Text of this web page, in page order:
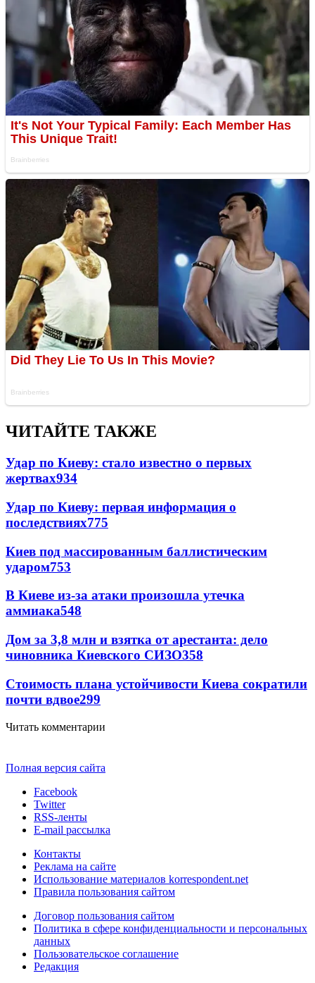
ЧИТАЙТЕ ТАКЖЕ
Удар по Киеву: стало известно о первых
жертвах934
Удар по Киеву: первая информация о
последствиях775
Киев под массированным баллистическим
ударом753
В Киеве из-за атаки произошла утечка
аммиака548
Дом за 3,8 млн и взятка от арестанта: дело
чиновника Киевского СИЗО358
Стоимость плана устойчивости Киева сократили
почти вдвое299
Читать комментарии
Полная версия сайта
Facebook
Twitter
RSS-ленты
E-mail рассылка
Контакты
Реклама на сайте
Использование материалов korrespondent.net
Правила пользования сайтом
Договор пользования сайтом
Политика в сфере конфиденциальности и персональных
данных
Пользовательское соглашение
Редакция